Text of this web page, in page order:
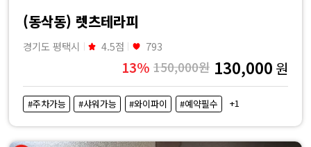
(동삭동) 렛츠테라피
경기도 평택시 4.5점 793
13% 150,000원 130,000 원
#주차가능 #샤워가능 #와이파이 #예약필수 +1